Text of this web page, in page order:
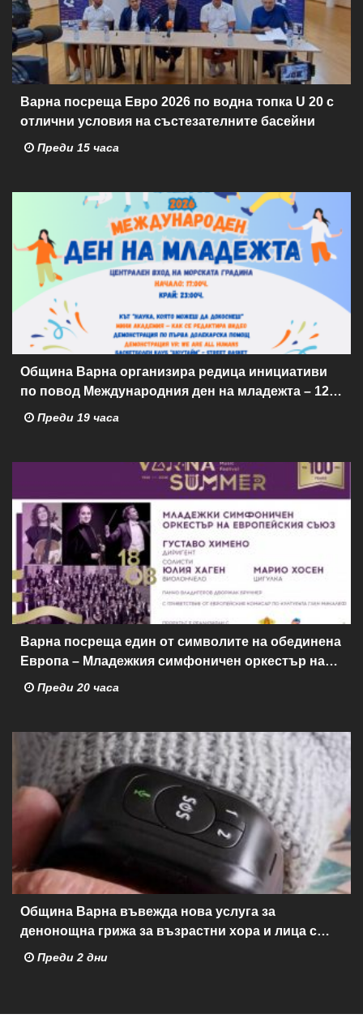
Варна посреща Евро 2026 по водна топка U 20 с
отлични условия на състезателните басейни
Преди 15 часа
Община Варна организира редица инициативи
по повод Международния ден на младежта – 12
август
Преди 19 часа
Варна посреща един от символите на обединена
Европа – Младежкия симфоничен оркестър на
ЕС Преди 20 часа
Община Варна въвежда нова услуга за
денонощна грижа за възрастни хора и лица с
трайни увреждания
Преди 2 дни